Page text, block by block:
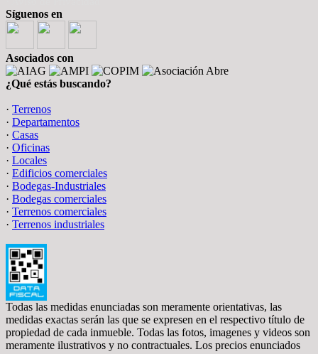
Síguenos en
Asociados con
¿Qué estás buscando?
· Terrenos
· Departamentos
· Casas
· Oficinas
· Locales
· Edificios comerciales
· Bodegas-Industriales
· Bodegas comerciales
· Terrenos comerciales
· Terrenos industriales
Todas las medidas enunciadas son meramente orientativas, las
medidas exactas serán las que se expresen en el respectivo título de
propiedad de cada inmueble. Todas las fotos, imagenes y videos son
meramente ilustrativos y no contractuales. Los precios enunciados